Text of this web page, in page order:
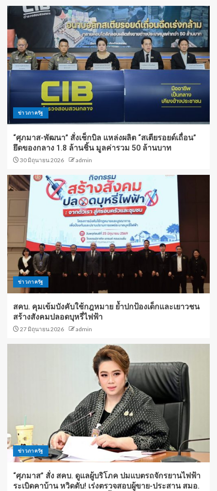
ข่าวภาครัฐ
“ศุภมาส-พัฒนา” สั่งเช็กบิล แหล่งผลิต “สเตียรอยด์เถื่อน”
ยึดของกลาง 1.8 ล้านชิ้น มูลค่ารวม 50 ล้านบาท
30 มิถุนายน 2026 admin
ข่าวภาครัฐ
สคบ. คุมเข้มบังคับใช้กฎหมาย ย้ำปกป้องเด็กและเยาวชน
สร้างสังคมปลอดบุหรี่ไฟฟ้า
27 มิถุนายน 2026 admin
ข่าวภาครัฐ
“ศุภมาส” สั่ง สคบ. ดูแลผู้บริโภค ปมแบตรถจักรยานไฟฟ้า
ระเบิดคาบ้าน หวิดดับ! เร่งตรวจสอบผู้ขาย-ประสาน สมอ.